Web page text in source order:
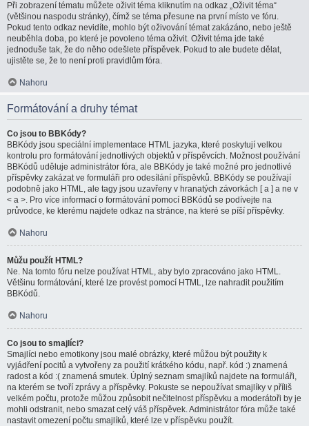
Při zobrazení tématu můžete oživit téma kliknutím na odkaz „Oživit téma“
(většinou naspodu stránky), čímž se téma přesune na první místo ve fóru.
Pokud tento odkaz nevidíte, mohlo být oživování témat zakázáno, nebo ještě
neuběhla doba, po které je povoleno téma oživit. Oživit téma jde také
jednoduše tak, že do něho odešlete příspěvek. Pokud to ale budete dělat,
ujistěte se, že to není proti pravidlům fóra.
Nahoru
Formátování a druhy témat
Co jsou to BBKódy?
BBKódy jsou speciální implementace HTML jazyka, které poskytují velkou
kontrolu pro formátování jednotlivých objektů v příspěvcích. Možnost používání
BBKódů uděluje administrátor fóra, ale BBKódy je také možné pro jednotlivé
příspěvky zakázat ve formuláři pro odesílání příspěvků. BBKódy se používají
podobně jako HTML, ale tagy jsou uzavřeny v hranatých závorkách [ a ] a ne v
< a >. Pro více informací o formátování pomocí BBKódů se podívejte na
průvodce, ke kterému najdete odkaz na stránce, na které se píší příspěvky.
Nahoru
Můžu použít HTML?
Ne. Na tomto fóru nelze používat HTML, aby bylo zpracováno jako HTML.
Většinu formátování, které lze provést pomocí HTML, lze nahradit použitím
BBKódů.
Nahoru
Co jsou to smajlíci?
Smajlíci nebo emotikony jsou malé obrázky, které můžou být použity k
vyjádření pocitů a vytvořeny za použití krátkého kódu, např. kód :) znamená
radost a kód :( znamená smutek. Úplný seznam smajlíků najdete na formuláři,
na kterém se tvoří zprávy a příspěvky. Pokuste se nepoužívat smajlíky v příliš
velkém počtu, protože můžou způsobit nečitelnost příspěvku a moderátoři by je
mohli odstranit, nebo smazat celý váš příspěvek. Administrátor fóra může také
nastavit omezení počtu smajlíků, které lze v příspěvku použít.